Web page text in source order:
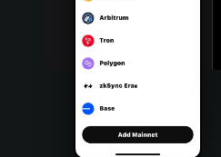
Bahasa Indonesia
Português (Brasil)
Español (Argentina)